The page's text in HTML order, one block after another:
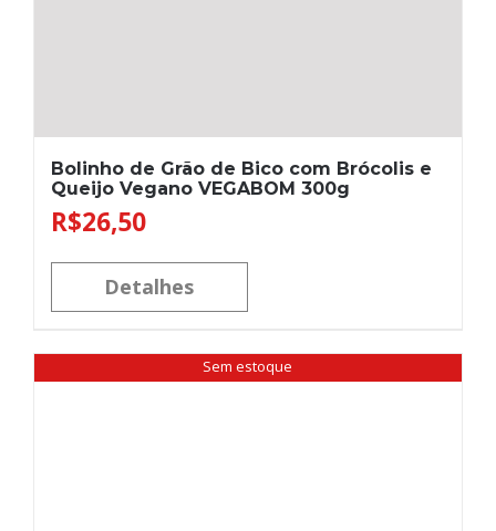
Bolinho de Grão de Bico com Brócolis e
Queijo Vegano VEGABOM 300g
R$26,50
Detalhes
Sem estoque